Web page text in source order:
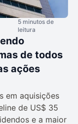
5 minutos de
leitura
de todos
ações
em aquisições
de US$ 35
e a maior